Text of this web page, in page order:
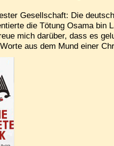
Gesellschaft: Die
die Tötung Osama bin
mich darüber, dass es
aus dem Mund einer